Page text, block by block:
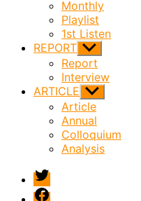
Monthly
Playlist
1st Listen
REPORT Show
sub
menu
Report
Interview
ARTICLE Show
sub
menu
Article
Annual
Colloquium
Analysis
twitter
facebook